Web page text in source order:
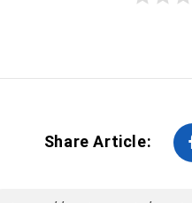
Share Article: